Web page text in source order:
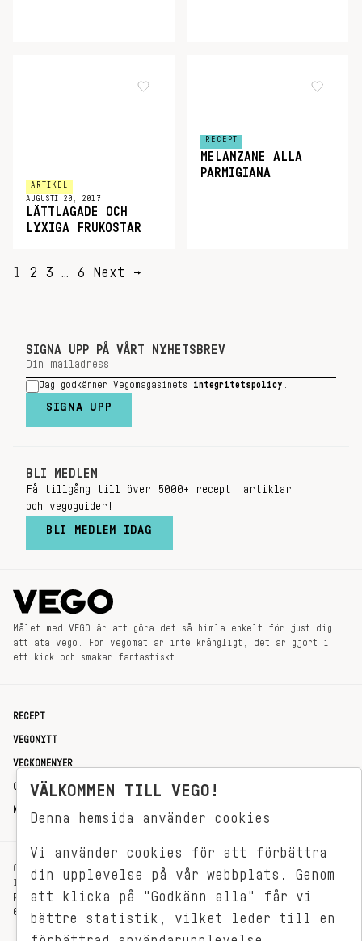
ARTIKEL
AUGUSTI 20, 2017
LÄTTLAGADE OCH
LYXIGA FRUKOSTAR
RECEPT
MELANZANE ALLA
PARMIGIANA
SIDNUMRERING
1 2 3 … 6 Next →
SIGNA UPP PÅ VÅRT NYHETSBREV
Jag godkänner Vegomagasinets integritetspolicy
SIGNA UPP
BLI MEDLEM
Få tillgång till över 5000+ recept, artiklar
och vegoguider!
BLI MEDLEM IDAG
Målet med VEGO är att göra det så himla enkelt för just dig
att äta vego. För vegomat är inte krångligt, det är gjort i
ett kick och smakar fantastiskt.
RECEPT
VEGONYTT
VECKOMENYER
OM OSS
KONTAKT
OXENSTIERNSGATAN 33
114 27 STOCKHOLM
REDAKTIONEN@VEGOMAGASINET.SE
08-799 62 01
VÄLKOMMEN TILL VEGO!
Denna hemsida använder cookies
Vi använder cookies för att förbättra
din upplevelse på vår webbplats. Genom
att klicka på "Godkänn alla" får vi
bättre statistik, vilket leder till en